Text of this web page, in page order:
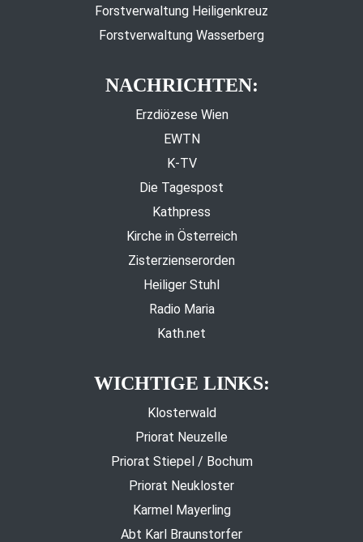
Forstverwaltung Heiligenkreuz
Forstverwaltung Wasserberg
NACHRICHTEN:
Erzdiözese Wien
EWTN
K-TV
Die Tagespost
Kathpress
Kirche in Österreich
Zisterzienserorden
Heiliger Stuhl
Radio Maria
Kath.net
WICHTIGE LINKS:
Klosterwald
Priorat Neuzelle
Priorat Stiepel / Bochum
Priorat Neukloster
Karmel Mayerling
Abt Karl Braunstorfer